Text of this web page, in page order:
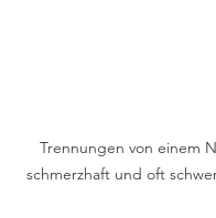
Trennungen von einem
schmerzhaft und oft